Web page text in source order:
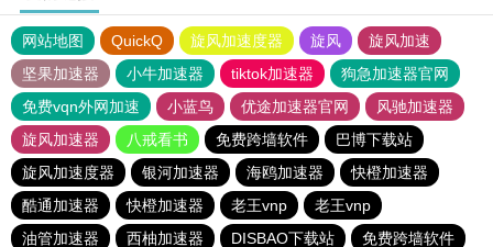
网站地图 QuickQ 旋风加速度器 旋风
旋风加速
坚果加速器
小牛加速器 tiktok加速器
狗急加速器官网
免费vqn外网加速
小蓝鸟 优途加速器官网
风驰加速器
旋风加速器
八戒看书 免费跨墙软件
巴博下载站
旋风加速度器
银河加速器 海鸥加速器
快橙加速器
酷通加速器
快橙加速器 老王vnp
老王vnp
油管加速器
西柚加速器 DISBAO下载站 免费跨墙软件